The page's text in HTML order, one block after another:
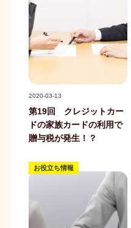
2020-03-13
第19回 クレジットカー
ドの家族カードの利用で
贈与税が発生！？
お役立ち情報